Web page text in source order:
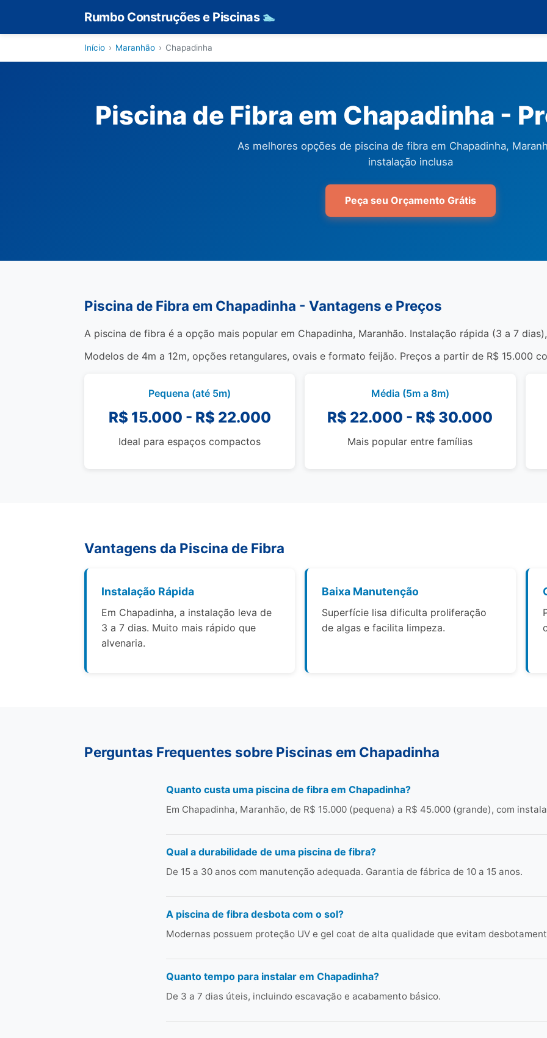
Rumbo Construções e Piscinas 🏊
Início › Maranhão › Chapadinha
Piscina de Fibra em Chapadinha -
As melhores opções de piscina de fibra em Chapadinha,
instalação inclusa
Peça seu Orçamento Grátis
Piscina de Fibra em Chapadinha - Vantagens e Preços
A piscina de fibra é a opção mais popular em Chapadinha, Maranhão. Instalação rápida (3 a 7
Modelos de 4m a 12m, opções retangulares, ovais e formato feijão. Preços a partir de R$ 15.000
Pequena (até 5m)
R$ 15.000 - R$ 22.000
Ideal para espaços compactos
Média (5m a 8m)
R$ 22.000 - R$ 30.000
Mais popular entre famílias
Vantagens da Piscina de Fibra
Instalação Rápida
Em Chapadinha, a instalação leva de
3 a 7 dias. Muito mais rápido que
alvenaria.
Baixa Manutenção
Superfície lisa dificulta proliferação
de algas e facilita limpeza.
Perguntas Frequentes sobre Piscinas em Chapadinha
Quanto custa uma piscina de fibra em Chapadinha?
Em Chapadinha, Maranhão, de R$ 15.000 (pequena) a R$ 45.000 (grande), com
Qual a durabilidade de uma piscina de fibra?
De 15 a 30 anos com manutenção adequada. Garantia de fábrica de 10 a 15 anos.
A piscina de fibra desbota com o sol?
Modernas possuem proteção UV e gel coat de alta qualidade que evitam
Quanto tempo para instalar em Chapadinha?
De 3 a 7 dias úteis, incluindo escavação e acabamento básico.